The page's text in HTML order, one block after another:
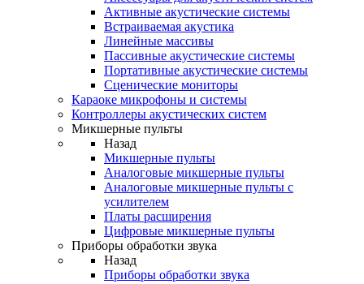
Активные акустические системы
Встраиваемая акустика
Линейные массивы
Пассивные акустические системы
Портативные акустические системы
Сценические мониторы
Караоке микрофоны и системы
Контроллеры акустических систем
Микшерные пульты
Назад
Микшерные пульты
Аналоговые микшерные пульты
Аналоговые микшерные пульты с
усилителем
Платы расширения
Цифровые микшерные пульты
Приборы обработки звука
Назад
Приборы обработки звука